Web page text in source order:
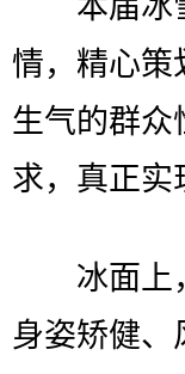
本届冰雪
情，精心策
生气的群众
求，真正实
冰面上，
身姿矫健、